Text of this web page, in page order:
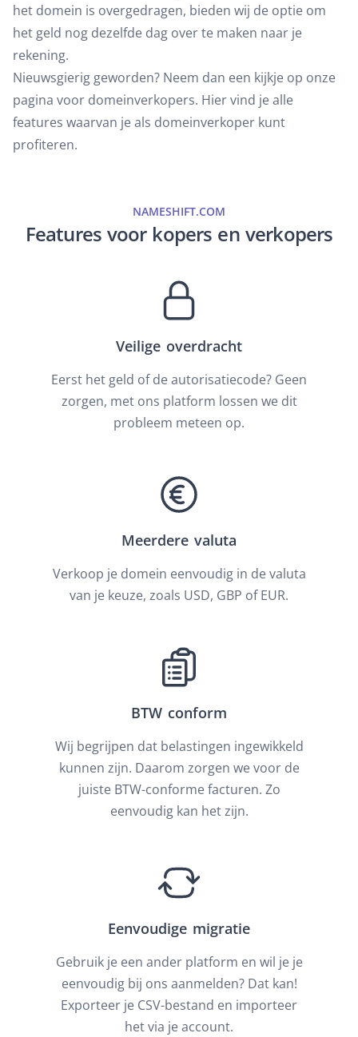
het domein is overgedragen, bieden wij de optie om
het geld nog dezelfde dag over te maken naar je
rekening.
Nieuwsgierig geworden? Neem dan een kijkje op onze
pagina voor domeinverkopers. Hier vind je alle
features waarvan je als domeinverkoper kunt
profiteren.
NAMESHIFT.COM
Features voor kopers en verkopers
Veilige overdracht
Eerst het geld of de autorisatiecode? Geen
zorgen, met ons platform lossen we dit
probleem meteen op.
Meerdere valuta
Verkoop je domein eenvoudig in de valuta
van je keuze, zoals USD, GBP of EUR.
BTW conform
Wij begrijpen dat belastingen ingewikkeld
kunnen zijn. Daarom zorgen we voor de
juiste BTW-conforme facturen. Zo
eenvoudig kan het zijn.
Eenvoudige migratie
Gebruik je een ander platform en wil je je
eenvoudig bij ons aanmelden? Dat kan!
Exporteer je CSV-bestand en importeer
het via je account.